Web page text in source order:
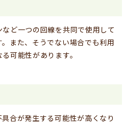
ど一つの回線を共同で使用して
また、そうでない場合でも利用
可能性があります。
合が発生する可能性が高くなり